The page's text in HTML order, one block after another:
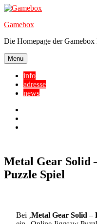
Skip
content
Gamebox
Die Homepage der Gamebox
Menu
info
adresse
news
Metal Gear Solid
Puzzle Spiel
Bei ‚Metal Gear Solid –